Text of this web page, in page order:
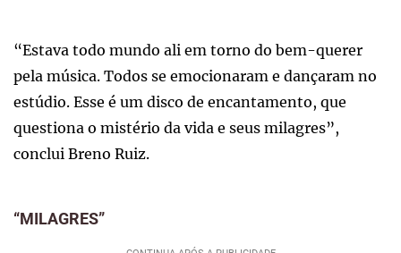
“Estava todo mundo ali em torno do bem-querer
pela música. Todos se emocionaram e dançaram no
estúdio. Esse é um disco de encantamento, que
questiona o mistério da vida e seus milagres”,
conclui Breno Ruiz.
“MILAGRES”